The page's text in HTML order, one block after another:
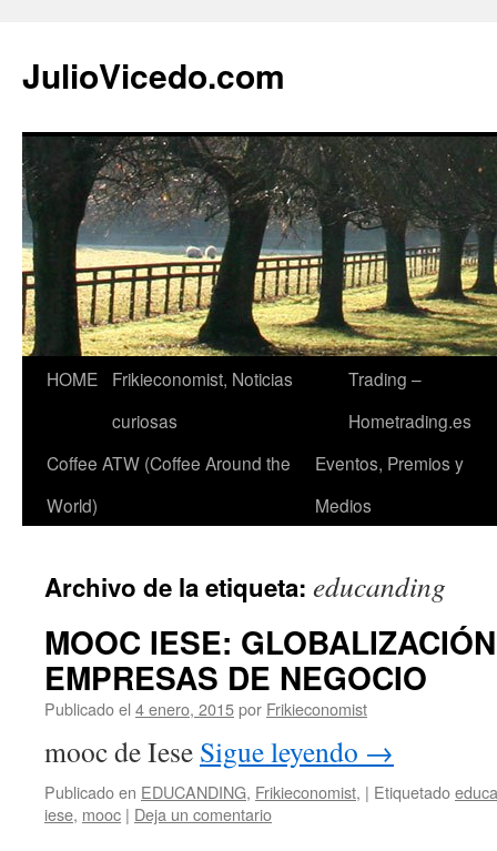
JulioVicedo.com
Saltar
contenido
HOME
Frikieconomist, Noticias
curiosas
Trading –
Hometrading.es
Coffee ATW (Coffee Around the
World)
Eventos, Premios y
Medios
Archivo de la etiqueta: educanding
MOOC IESE:
EMPRESAS DE NEGOCIO
Publicado el 4 enero, 2015por Frikieconomist
mooc de Iese Sigue leyendo →
Publicado en EDUCANDING, Frikieconomist, | Etiquetado
iese, mooc | Deja un comentario